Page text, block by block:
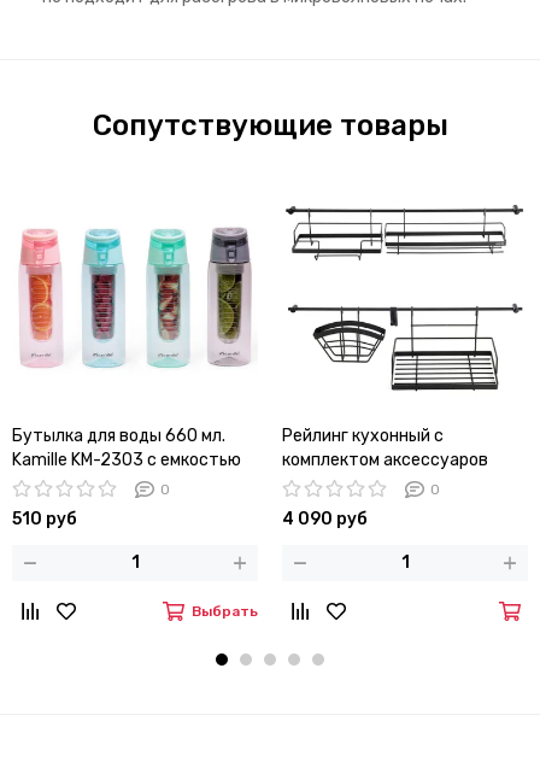
Сопутствующие товары
Бутылка для воды 660 мл.
Kamille KM-2303 с емкостью
0
510 руб
Выбрать
Рейлинг кухонный с
комплектом аксессуаров
Kamille KM 8862
0
4 090 руб